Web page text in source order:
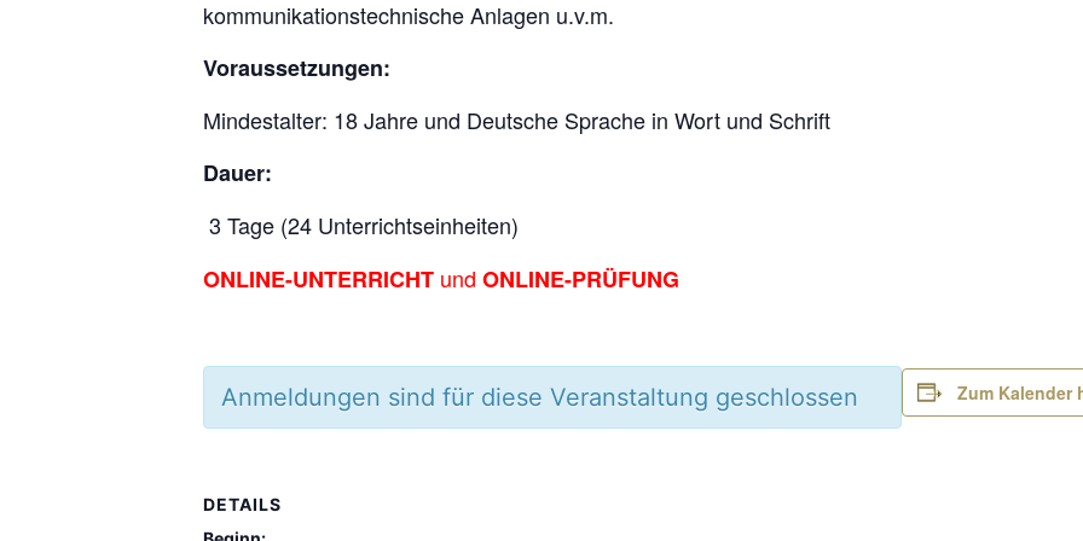
kommunikationstechnische Anlagen u.v.m.
Voraussetzungen:
Mindestalter: 18 Jahre und Deutsche Sprache in Wort und Schrift
Dauer:
3 Tage (24 Unterrichtseinheiten)
ONLINE-UNTERRICHT und ONLINE-PRÜFUNG
Anmeldungen sind für diese Veranstaltung geschlossen Zum Kalender
DETAILS